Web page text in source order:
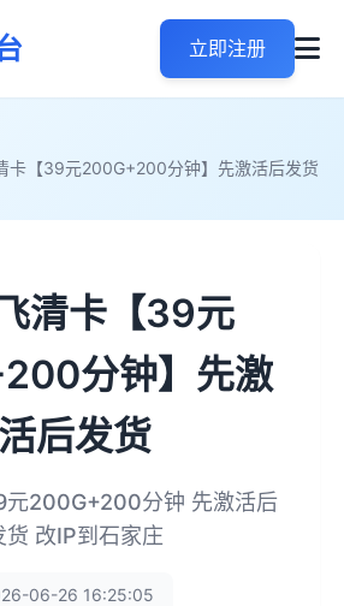
立即注册
卡【39元200G+200分钟】先激活后发货
清卡【39元
分钟】先激
活后发货
元200G+200分钟 先激活后
货 改IP到石家庄
06-26 16:25:05